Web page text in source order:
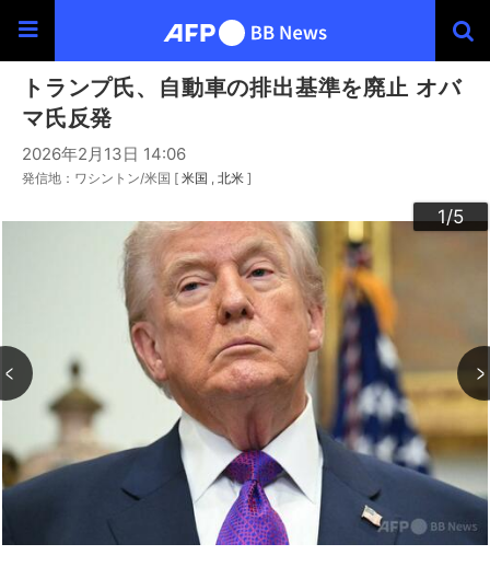
トランプ氏、自動車の排出基準を廃止 オバ
マ氏反発
2026年2月13日 14:06
発信地：ワシントン/米国 [ 米国 北米 ]
1/5
2/5
3/5
4/5
5/5